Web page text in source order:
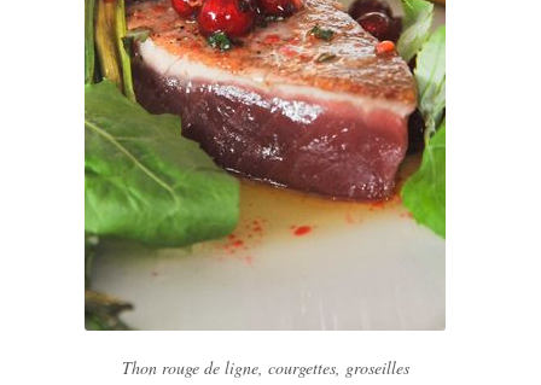
Thon rouge de ligne, courgettes, groseilles